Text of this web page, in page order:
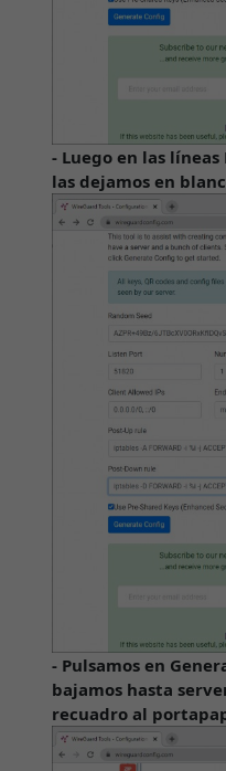
- Luego en las
las dejamos en
- Pulsamos en
bajamos hasta
recuadro al